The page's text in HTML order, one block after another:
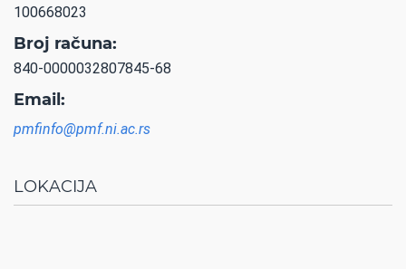
100668023
Broj računa:
840-0000032807845-68
Email:
pmfinfo@pmf.ni.ac.rs
LOKACIJA